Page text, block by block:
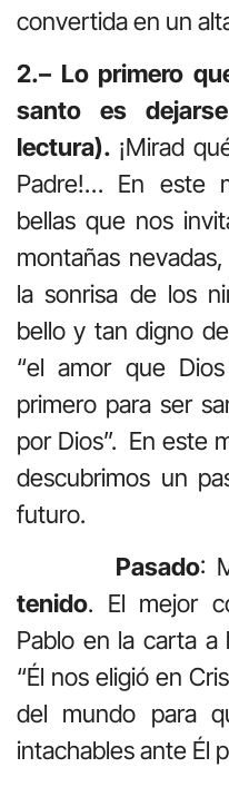
convertida en un
2.– Lo primero
santo es
lectura). ¡Mirad
Padre!… En este
bellas que nos
montañas
la sonrisa de los
bello y tan digno
“el amor que
primero para ser
por Dios”. En este
descubrimos un
futuro.
Pasado:
tenido. El mejor
Pablo en la carta a
“Él nos eligió en
del mundo para
intachables ante Él